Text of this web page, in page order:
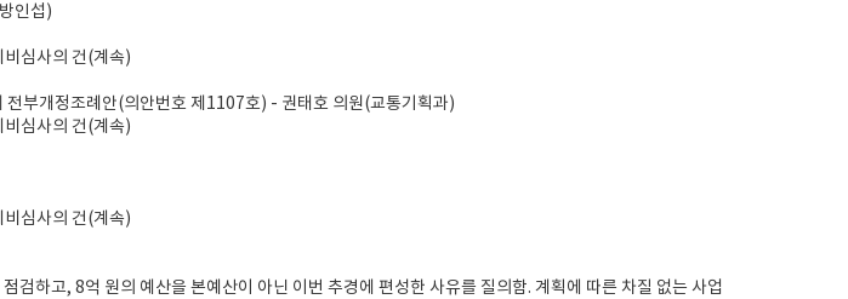
인섭)
심사의 건(계속)
전부개정조례안(의안번호 제1107호) - 권태호 의원(교통기획과)
심사의 건(계속)
심사의 건(계속)
검하고, 8억 원의 예산을 본예산이 아닌 이번 추경에 편성한 사유를 질의함. 계획에 따른 차질 없는 사업